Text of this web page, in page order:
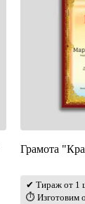
Грамота
✔ Тираж от 1
⏱ Изготовим